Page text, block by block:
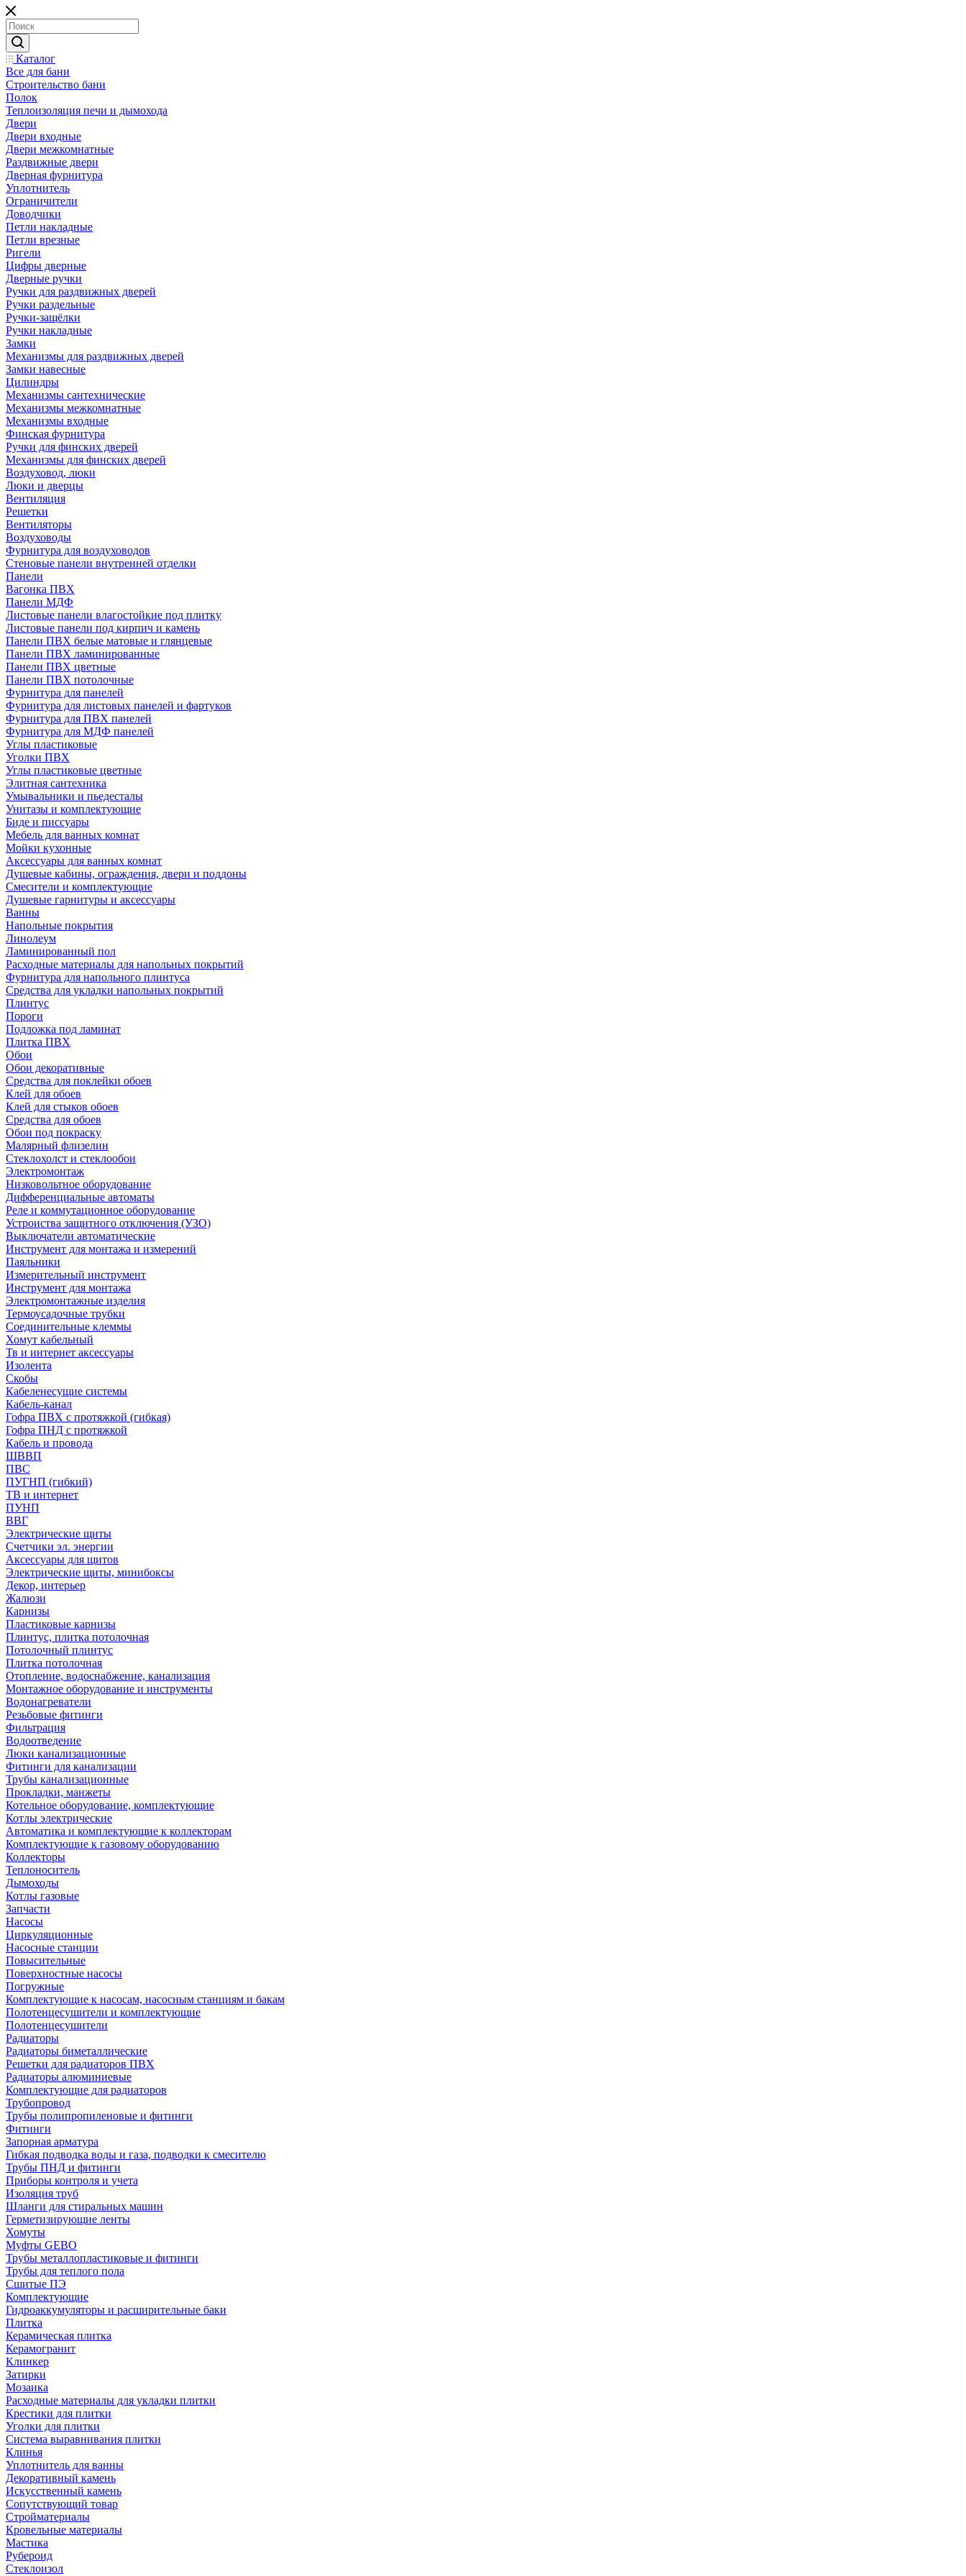
Каталог
Все для бани
Строительство бани
Полок
Теплоизоляция печи и дымохода
Двери
Двери входные
Двери межкомнатные
Раздвижные двери
Дверная фурнитура
Уплотнитель
Ограничители
Доводчики
Петли накладные
Петли врезные
Ригели
Цифры дверные
Дверные ручки
Ручки для раздвижных дверей
Ручки раздельные
Ручки-защёлки
Ручки накладные
Замки
Механизмы для раздвижных дверей
Замки навесные
Цилиндры
Механизмы сантехнические
Механизмы межкомнатные
Механизмы входные
Финская фурнитура
Ручки для финских дверей
Механизмы для финских дверей
Воздуховод, люки
Люки и дверцы
Вентиляция
Решетки
Вентиляторы
Воздуховоды
Фурнитура для воздуховодов
Стеновые панели внутренней отделки
Панели
Вагонка ПВХ
Панели МДФ
Листовые панели влагостойкие под плитку
Листовые панели под кирпич и камень
Панели ПВХ белые матовые и глянцевые
Панели ПВХ ламинированные
Панели ПВХ цветные
Панели ПВХ потолочные
Фурнитура для панелей
Фурнитура для листовых панелей и фартуков
Фурнитура для ПВХ панелей
Фурнитура для МДФ панелей
Углы пластиковые
Уголки ПВХ
Углы пластиковые цветные
Элитная сантехника
Умывальники и пьедесталы
Унитазы и комплектующие
Биде и писсуары
Мебель для ванных комнат
Мойки кухонные
Аксессуары для ванных комнат
Душевые кабины, ограждения, двери и поддоны
Смесители и комплектующие
Душевые гарнитуры и аксессуары
Ванны
Напольные покрытия
Линолеум
Ламинированный пол
Расходные материалы для напольных покрытий
Фурнитура для напольного плинтуса
Средства для укладки напольных покрытий
Плинтус
Пороги
Подложка под ламинат
Плитка ПВХ
Обои
Обои декоративные
Средства для поклейки обоев
Клей для обоев
Клей для стыков обоев
Средства для обоев
Обои под покраску
Малярный флизелин
Стеклохолст и стеклообои
Электромонтаж
Низковольтное оборудование
Дифференциальные автоматы
Реле и коммутационное оборудование
Устроиства защитного отключения (УЗО)
Выключатели автоматические
Инструмент для монтажа и измерений
Паяльники
Измерительный инструмент
Инструмент для монтажа
Электромонтажные изделия
Термоусадочные трубки
Соединительные клеммы
Хомут кабельный
Тв и интернет аксессуары
Изолента
Скобы
Кабеленесущие системы
Кабель-канал
Гофра ПВХ с протяжкой (гибкая)
Гофра ПНД с протяжкой
Кабель и провода
ШВВП
ПВС
ПУГНП (гибкий)
ТВ и интернет
ПУНП
ВВГ
Электрические щиты
Счетчики эл. энергии
Аксессуары для щитов
Электрические щиты, минибоксы
Декор, интерьер
Жалюзи
Карнизы
Пластиковые карнизы
Плинтус, плитка потолочная
Потолочный плинтус
Плитка потолочная
Отопление, водоснабжение, канализация
Монтажное оборудование и инструменты
Водонагреватели
Резьбовые фитинги
Фильтрация
Водоотведение
Люки канализационные
Фитинги для канализации
Трубы канализационные
Прокладки, манжеты
Котельное оборудование, комплектующие
Котлы электрические
Автоматика и комплектующие к коллекторам
Комплектующие к газовому оборудованию
Коллекторы
Теплоноситель
Дымоходы
Котлы газовые
Запчасти
Насосы
Циркуляционные
Насосные станции
Повысительные
Поверхностные насосы
Погружные
Комплектующие к насосам, насосным станциям и бакам
Полотенцесушители и комплектующие
Полотенцесушители
Радиаторы
Радиаторы биметаллические
Решетки для радиаторов ПВХ
Радиаторы алюминиевые
Комплектующие для радиаторов
Трубопровод
Трубы полипропиленовые и фитинги
Фитинги
Запорная арматура
Гибкая подводка воды и газа, подводки к смесителю
Трубы ПНД и фитинги
Приборы контроля и учета
Изоляция труб
Шланги для стиральных машин
Герметизирующие ленты
Хомуты
Муфты GEBO
Трубы металлопластиковые и фитинги
Трубы для теплого пола
Сшитые ПЭ
Комплектующие
Гидроаккумуляторы и расширительные баки
Плитка
Керамическая плитка
Керамогранит
Клинкер
Затирки
Мозаика
Расходные материалы для укладки плитки
Крестики для плитки
Уголки для плитки
Система выравнивания плитки
Клинья
Уплотнитель для ванны
Декоративный камень
Искусственный камень
Сопутствующий товар
Стройматериалы
Кровельные материалы
Мастика
Рубероид
Стеклоизол